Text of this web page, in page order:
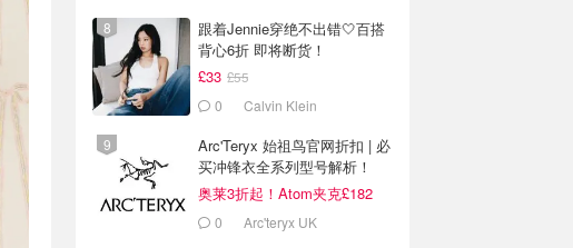
跟着Jennie穿绝不出错🤍百搭
背心6折 即将断货！
£33 £55
0 Calvin Klein
Arc'Teryx 始祖鸟官网折扣 | 必
买冲锋衣全系列型号解析！
奥莱3折起！Atom夹克£182
0 Arc'teryx UK